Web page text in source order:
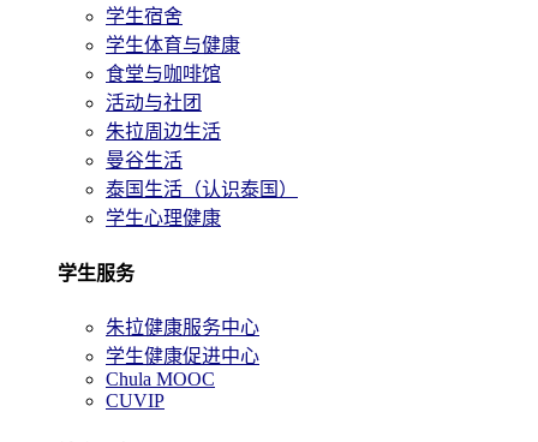
学生宿舍
学生体育与健康
食堂与咖啡馆
活动与社团
朱拉周边生活
曼谷生活
泰国生活（认识泰国）
学生心理健康
学生服务
朱拉健康服务中心
学生健康促进中心
Chula MOOC
CUVIP